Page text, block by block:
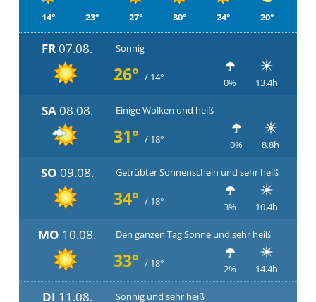
14° 23° 27° 30° 24° 20°
FR07.08. Sonnig
26° / 14° 0% 13.4h
SA08.08. Einige Wolken und heiß
31° / 18° 0% 8.8h
SO 09.08. Getrübter Sonnenschein und sehr heiß
34° / 18° 3% 10.4h
MO 10.08. Den ganzen Tag Sonne und sehr heiß
33° / 18° 2% 14.4h
DI 11.08. Sonnig und sehr heiß